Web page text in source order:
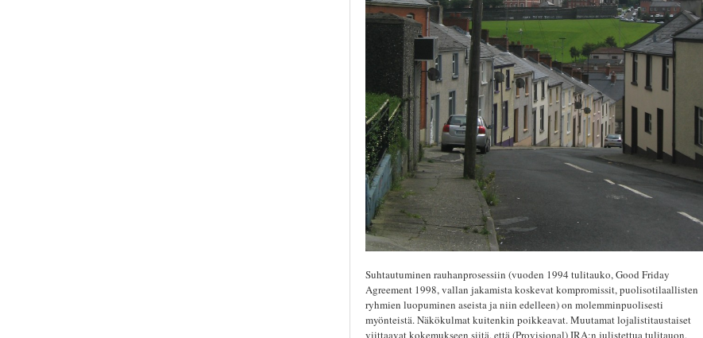
Suhtautuminen rauhanprosessiin (vuoden 1994 tulitauko, Good Friday
Agreement 1998, vallan jakamista koskevat kompromissit, puolisotilaallisten
ryhmien luopuminen aseista ja niin edelleen) on molemminpuolisesti
myönteistä. Näkökulmat kuitenkin poikkeavat. Muutamat lojalistitaustaiset
viittaavat kokemukseen siitä, että (Provisional) IRA:n julistettua tulitauon,